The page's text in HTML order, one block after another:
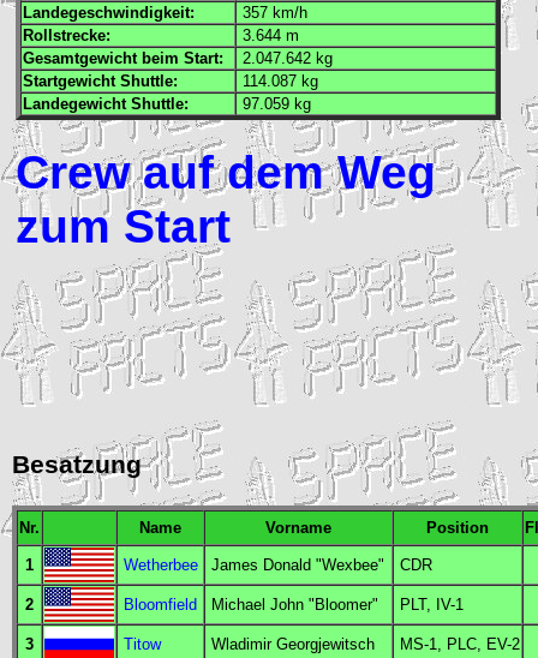
Landegeschwindigkeit:
357 km/h
Rollstrecke:
3.644 m
Gesamtgewicht beim Start:
2.047.642 kg
Startgewicht Shuttle:
114.087 kg
Landegewicht Shuttle:
97.059 kg
Crew auf dem Weg
zum Start
Besatzung
Nr. Name Vorname Position
1 Wetherbee James Donald "Wexbee" CDR
2 Bloomfield Michael John "Bloomer" PLT, IV-1
3 Titow Wladimir Georgjewitsch MS-1, PLC, EV-2